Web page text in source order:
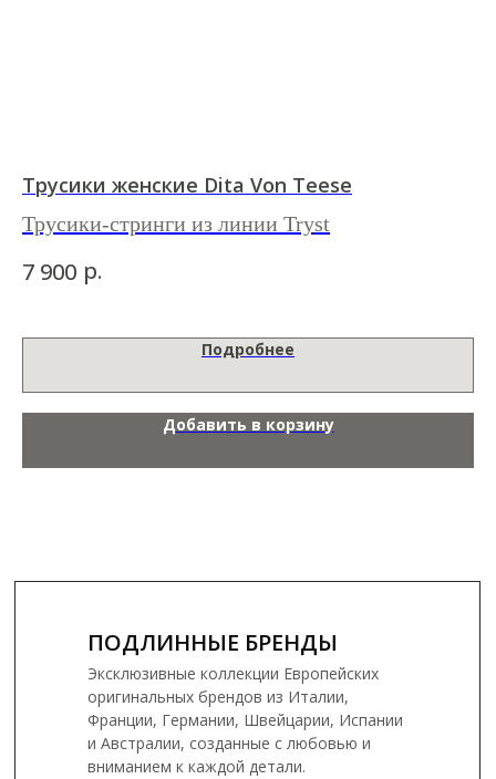
Трусики женские Dita Von Teese
Трусики-стринги из линии Tryst
7 900 р.
Подробнее
Добавить в корзину
Эксклюзивные коллекции Европейских
оригинальных брендов из Италии,
Франции, Германии, Швейцарии, Испании
и Австралии, созданные с любовью и
вниманием к каждой детали.
ПОДЛИННЫЕ БРЕНДЫ